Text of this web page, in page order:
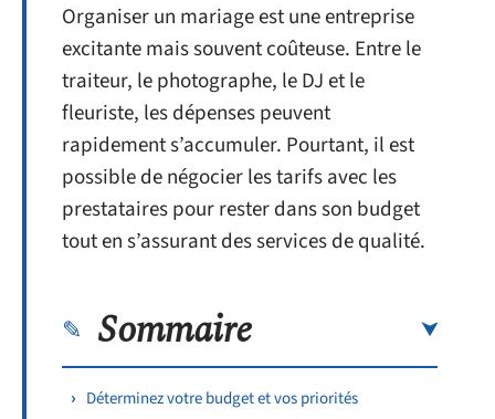
Organiser un mariage est une entreprise
excitante mais souvent coûteuse. Entre le
traiteur, le photographe, le DJ et le
fleuriste, les dépenses peuvent
rapidement s’accumuler. Pourtant, il est
possible de négocier les tarifs avec les
prestataires pour rester dans son budget
tout en s’assurant des services de qualité.
Sommaire
Déterminez votre budget et vos priorités